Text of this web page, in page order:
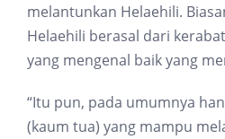
melantunkan Helaehili.
Helaehili berasal dari
yang mengenal baik yang
“Itu pun, pada umumnya
(kaum tua) yang mampu